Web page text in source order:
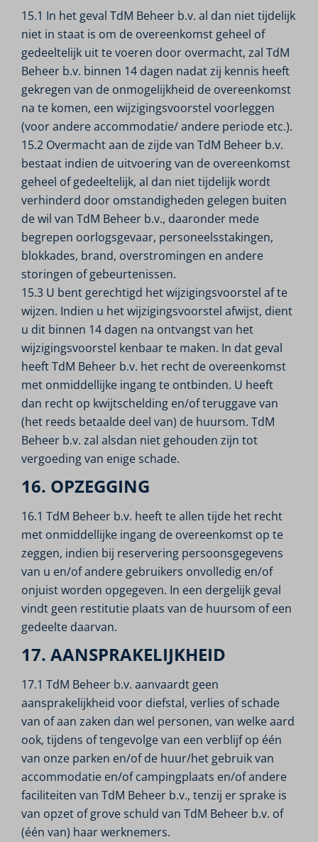
15.1 In het geval TdM Beheer b.v. al dan niet tijdelijk
niet in staat is om de overeenkomst geheel of
gedeeltelijk uit te voeren door overmacht, zal TdM
Beheer b.v. binnen 14 dagen nadat zij kennis heeft
gekregen van de onmogelijkheid de overeenkomst
na te komen, een wijzigingsvoorstel voorleggen
(voor andere accommodatie/ andere periode etc.).
15.2 Overmacht aan de zijde van TdM Beheer b.v.
bestaat indien de uitvoering van de overeenkomst
geheel of gedeeltelijk, al dan niet tijdelijk wordt
verhinderd door omstandigheden gelegen buiten
de wil van TdM Beheer b.v., daaronder mede
begrepen oorlogsgevaar, personeelsstakingen,
blokkades, brand, overstromingen en andere
storingen of gebeurtenissen.
15.3 U bent gerechtigd het wijzigingsvoorstel af te
wijzen. Indien u het wijzigingsvoorstel afwijst, dient
u dit binnen 14 dagen na ontvangst van het
wijzigingsvoorstel kenbaar te maken. In dat geval
heeft TdM Beheer b.v. het recht de overeenkomst
met onmiddellijke ingang te ontbinden. U heeft
dan recht op kwijtschelding en/of teruggave van
(het reeds betaalde deel van) de huursom. TdM
Beheer b.v. zal alsdan niet gehouden zijn tot
vergoeding van enige schade.
16. OPZEGGING
16.1 TdM Beheer b.v. heeft te allen tijde het recht
met onmiddellijke ingang de overeenkomst op te
zeggen, indien bij reservering persoonsgegevens
van u en/of andere gebruikers onvolledig en/of
onjuist worden opgegeven. In een dergelijk geval
vindt geen restitutie plaats van de huursom of een
gedeelte daarvan.
17. AANSPRAKELIJKHEID
17.1 TdM Beheer b.v. aanvaardt geen
aansprakelijkheid voor diefstal, verlies of schade
van of aan zaken dan wel personen, van welke aard
ook, tijdens of tengevolge van een verblijf op één
van onze parken en/of de huur/het gebruik van
accommodatie en/of campingplaats en/of andere
faciliteiten van TdM Beheer b.v., tenzij er sprake is
van opzet of grove schuld van TdM Beheer b.v. of
(één van) haar werknemers.